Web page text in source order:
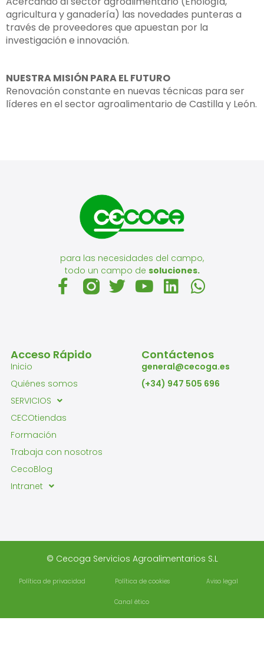
agricultura y ganadería) las novedades punteras a
través de proveedores que apuestan por la
investigación e innovación.
NUESTRA MISIÓN PARA EL FUTURO
Renovación constante en nuevas técnicas para ser
líderes en el sector agroalimentario de Castilla y León.
para las necesidades del campo,
todo un campo de soluciones.
Acceso Rápido
Inicio
Quiénes somos
SERVICIOS
CECOtiendas
Formación
Trabaja con nosotros
CecoBlog
Intranet
Contáctenos
general@cecoga.es
(+34) 947 505 696
© Cecoga Servicios Agroalimentarios S.L
Política de privacidad Política de cookies Aviso legal
Canal ético